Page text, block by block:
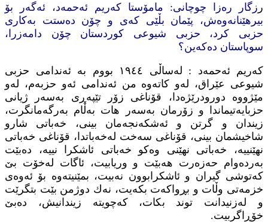
ر زگار ره‌زا چوچانی: مامۆستا كه‌ریم ئه‌حمه‌د، ئه‌گه‌ر بۆ
بیرهێنانه‌وه‌ش، پێمان بڵێی كه‌ی و چۆن ده‌ستت به‌كاری
حزبی كرد، حزبی شیوعی كوردستان چۆن دامه‌زرا،
سوپاستان ده‌كه‌ین؟
كه‌ریم ئه‌حمه‌د : له‌ساڵی ١٩٤٤ بووم به‌ ئه‌ندامی حزبی
شیوعی عێراق، له‌و كاته‌وه‌ من ئه‌ندامی ئه‌و حزبه‌م، له‌و
مێژووه‌ دورودرێژه‌دا، قۆناغی زۆر تێپه‌ڕی به‌سه‌ر ژیانی
حزبایه‌تیماندا و زۆرمان به‌سه‌ر هات به‌ڵام به‌رگه‌مانگرت،
‌زیندان و گرتن و ئه‌شكه‌نجه‌مان بینی، خه‌باتی شارو
شاخیشمان بینی، قۆناغی سه‌خت له‌خه‌باتدا، قۆناغی خه‌باتی
نهێنییه‌، خه‌باتی نهێنی وه‌كو خه‌باتی ئاشكرا نییه‌، ده‌بێت
به‌رده‌وام حه‌زه‌رت هه‌بێت و وریابیت، ئاگات له‌خۆت بێ
كه‌توشی گیران و ئاشكرابوون نه‌بیت، بمێنیته‌وه‌ بۆ ئه‌وه‌ی
خزمه‌تی وڵات و بڕواكه‌ت بكه‌یت، نه‌ك دوژمن بێت بتگرێت
و له‌زنیدانت توند بكات، كه‌چویته‌ زیندانیش، ده‌بێ
خۆڕاگربیت.